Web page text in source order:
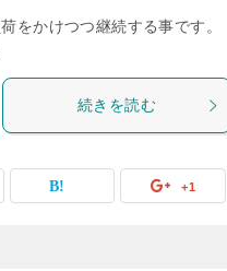
をかけつつ継続する事です。
続きを読む
+1